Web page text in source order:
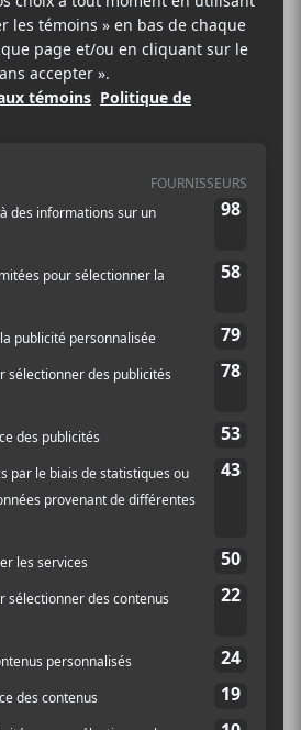
Chiba lancera son
Trace. Écoutez-le en
sa parution ici!
deuxième album intituléTrace
les styles de musique
et le post-rock. La
ressembler àTool par moment
le groupe jouera en compagnie de
Us By the Trail of the Dead
Distorsion MTL. Ils
de quelques semaines aux
Trace.
le groupe continue d’essayer
Karim Lakhdar se
sur
pas sans rappeller celle de
. Bref, rincez-vous